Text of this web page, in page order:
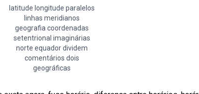
latitude longitude paralelos
linhas meridianos
geografia coordenadas
setentrional imaginárias
norte equador dividem
comentários dois
geográficas